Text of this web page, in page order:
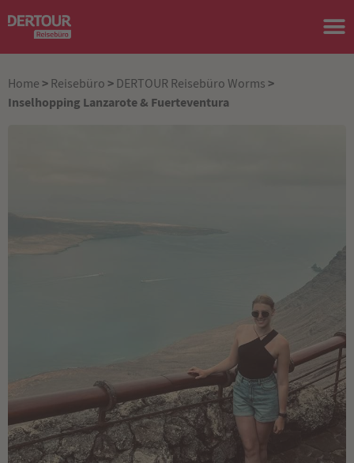
Home > Reisebüro > DERTOUR Reisebüro Worms >
Inselhopping Lanzarote & Fuerteventura